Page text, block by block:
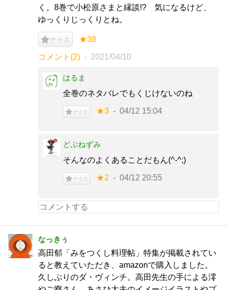
く。8巻で小松原さまと縁談!? 気になるけど、
ゆっくりじっくりとね。
ナイス ★38
コメント(2) 2021/04/10
はるま
全巻のネタバレでもくじけないのね
ナイス ★3 04/12 15:04
どぶねずみ
そんなのよくあることだもん(^-^;)
ナイス ★2 04/12 20:55
なっきぅ
高田郁「みをつくし料理帖」特集が掲載されてい
ると教えていただき、amazonで購入しました。
久しぶりのダ・ヴィンチ。高田先生の手による澪